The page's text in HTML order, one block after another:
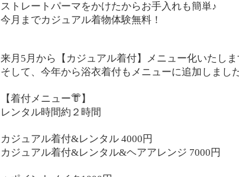
ストレートパーマをかけたからお手入れも簡単♪
今月までカジュアル着物体験無料！
来月 5 月から【カジュアル着付】メニュー化いたしま
そして、今年から浴衣着付もメニューに追加しまし
【着付メニュー👘 】
レンタル時間約２時間
カジュアル着付&レンタル 4000 円
カジュアル着付&レンタル&ヘアアレンジ 7000 円